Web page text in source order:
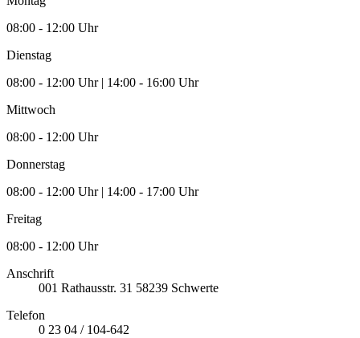
08:00 - 12:00 Uhr
Dienstag
08:00 - 12:00 Uhr | 14:00 - 16:00 Uhr
Mittwoch
08:00 - 12:00 Uhr
Donnerstag
08:00 - 12:00 Uhr | 14:00 - 17:00 Uhr
Freitag
08:00 - 12:00 Uhr
Anschrift
001 Rathausstr. 31 58239 Schwerte
Telefon
0 23 04 / 104-642